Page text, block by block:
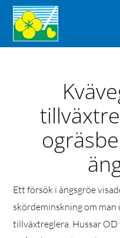
Ett försök i ängsgröe
skördeminskning om
tillväxtreglera. Hussar OD